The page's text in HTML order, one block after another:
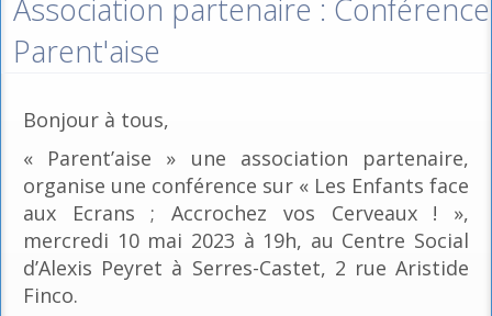
Association partenaire : Conférence
Parent'aise
Bonjour à tous,
« Parent’aise » une association partenaire,
organise une conférence sur « Les Enfants face
aux Ecrans ; Accrochez vos Cerveaux ! »,
mercredi 10 mai 2023 à 19h, au Centre Social
d’Alexis Peyret à Serres-Castet, 2 rue Aristide
Finco.